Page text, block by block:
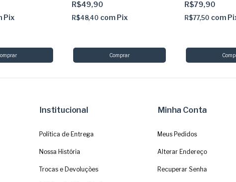
Pix
R$49,90
R$48,40 com Pix
R$79,90
R$77,50 com
Institucional
Política de Entrega
Nossa História
Trocas e Devoluções
Minha Conta
Meus Pedidos
Alterar Endereço
Recuperar Senha